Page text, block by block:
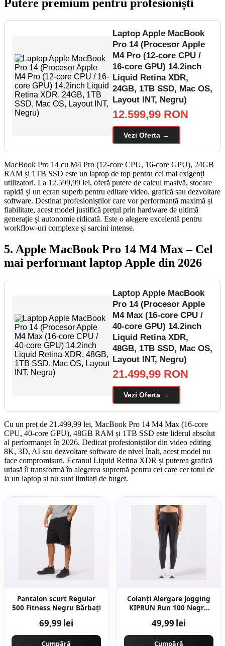
Putere premium pentru profesioniști
Laptop Apple MacBook
Pro 14 (Procesor Apple
M4 Pro (12-core CPU /
16-core GPU) 14.2inch
Liquid Retina XDR,
24GB, 1TB SSD, Mac OS,
Layout INT, Negru)
12.599,99 RON
Vezi Oferta →
MacBook Pro 14 cu M4 Pro (12-core CPU, 16-core GPU), 24GB
RAM și 1TB SSD este un laptop de top pentru cei mai exigenți
utilizatori. La 12.599,99 lei, oferă putere de calcul masivă, stocare
rapidă și un ecran superb pentru editare video, grafică sau dezvoltare
software. Destinat profesioniștilor care vor performanță maximă și
fiabilitate, acest model justifică prețul prin hardware de ultimă
generație și autonomie ridicată. Este o alegere excelentă pentru
workflow-uri complexe și sarcini intense.
5. Apple MacBook Pro 14 M4 Max – Cel
mai performant laptop Apple din 2026
Laptop Apple MacBook
Pro 14 (Procesor Apple
M4 Max (16-core CPU /
40-core GPU) 14.2inch
Liquid Retina XDR,
48GB, 1TB SSD, Mac OS,
Layout INT, Negru)
21.499,99 RON
Vezi Oferta →
Cu un preț de 21.499,99 lei, MacBook Pro 14 M4 Max (16-core
CPU, 40-core GPU), 48GB RAM și 1TB SSD este liderul absolut
al performanței în 2026. Dedicat profesioniștilor din video editing
8K, 3D, AI sau dezvoltare software de nivel înalt, acest model nu
face compromisuri. Ecranul Liquid Retina XDR și puterea grafică
uriașă îl transformă în alegerea supremă pentru cei care cer totul de
la un laptop și nu sunt limitați de buget.
Pantalon scurt Regular
500 Fitness Negru Bărbaţi
69,99 lei
Cumpără
Colanți Alergare Jogging
KIPRUN Run 100 Negru
49,99 lei
Cumpără